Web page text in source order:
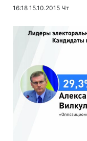
16:18 15.10.2015 Чт